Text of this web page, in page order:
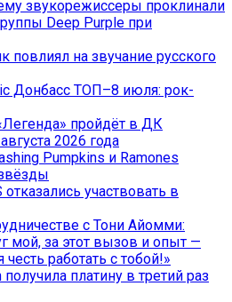
звукорежиссеры проклинали
Deep Purple при
повлиял на звучание русского
Донбасс ТОП–8 июля: рок-
пройдёт в ДК
2026 года
Pumpkins и Ramones
участвовать в
с Тони Айомми:
мой, за этот вызов и опыт —
работать с тобой!»
платину в третий раз